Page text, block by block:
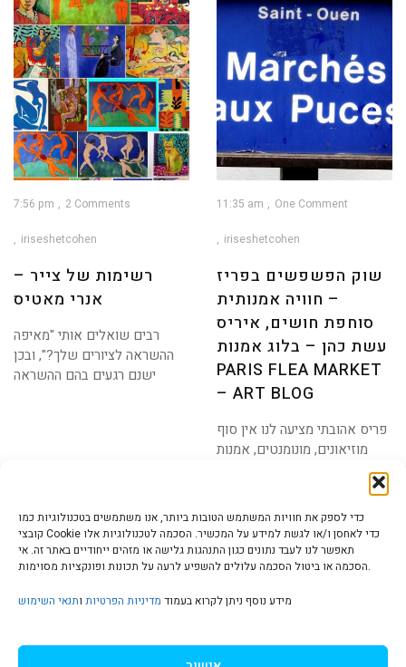
כדי לספק את חוויות המשתמש הטובות ביותר, אנו משתמשים בטכנולוגיות כמו
קובצי Cookie כדי לאחסן ו/או לגשת למידע על המכשיר. הסכמה לטכנולוגיות אלו
תאפשר לנו לעבד נתונים כגון התנהגות גלישה או מזהים ייחודיים באתר זה. אי
הסכמה או ביטול הסכמה עלולים להשפיע לרעה על תכונות ופונקציות מסוימות.
מידע נוסף ניתן לקרוא בעמוד מדיניות הפרטיות ותנאי השימוש
7:56 pm 2 Comments
iriseshetcohen
רשימות של צייר –
אנרי מאטיס
רבים שואלים אותי "מאיפה
ההשראה לציורים שלך?", ובכן
ישנם רגעים בהם ההשראה
11:35 am One Comment
iriseshetcohen
שוק הפשפשים בפריז
– חוויה אמנותית
סוחפת חושים, איריס
עשת כהן – בלוג אמנות
PARIS FLEA MARKET
– ART BLOG
פריס אהובתי מציעה לנו אין סוף
מוזיאונים, מונומנטים, אמנות
הצהרת נגישות | Accessibility